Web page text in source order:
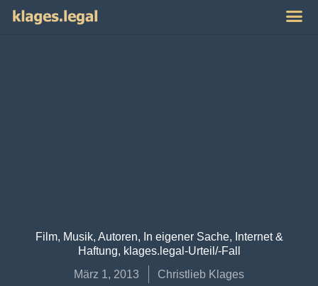
Film, Musik, Autoren, In eigener Sache, Internet &
Haftung, klages.legal-Urteil/-Fall
März 1, 2013
Christlieb Klages